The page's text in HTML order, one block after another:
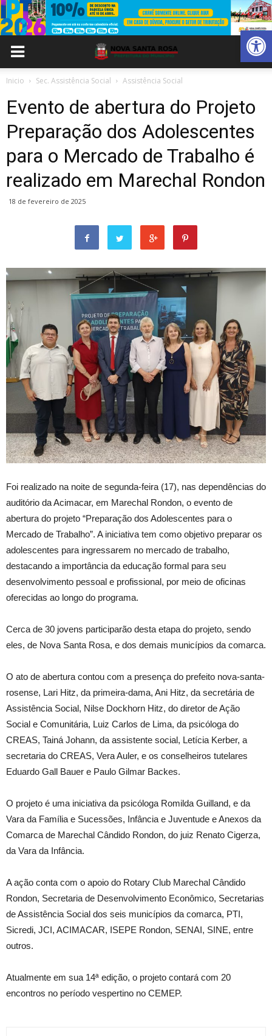
Abrir
Inicio Sec. Assistência Social Assistência Social
Evento de abertura do Projeto
Preparação dos Adolescentes
para o Mercado de Trabalho é
realizado em Marechal Rondon
18 de fevereiro de 2025
Foi realizado na noite de segunda-feira (17), nas dependências do
auditório da Acimacar, em Marechal Rondon, o evento de
abertura do projeto “Preparação dos Adolescentes para o
Mercado de Trabalho”. A iniciativa tem como objetivo preparar os
adolescentes para ingressarem no mercado de trabalho,
destacando a importância da educação formal para seu
desenvolvimento pessoal e profissional, por meio de oficinas
oferecidas ao longo do programa.
Cerca de 30 jovens participarão desta etapa do projeto, sendo
eles, de Nova Santa Rosa, e dos demais municípios da comarca.
O ato de abertura contou com a presença do prefeito nova-santa-
rosense, Lari Hitz, da primeira-dama, Ani Hitz, da secretária de
Assistência Social, Nilse Dockhorn Hitz, do diretor de Ação
Social e Comunitária, Luiz Carlos de Lima, da psicóloga do
CREAS, Tainá Johann, da assistente social, Letícia Kerber, a
secretaria do CREAS, Vera Auler, e os conselheiros tutelares
Eduardo Gall Bauer e Paulo Gilmar Backes.
O projeto é uma iniciativa da psicóloga Romilda Guilland, e da
Vara da Família e Sucessões, Infância e Juventude e Anexos da
Comarca de Marechal Cândido Rondon, do juiz Renato Cigerza,
da Vara da Infância.
A ação conta com o apoio do Rotary Club Marechal Cândido
Rondon, Secretaria de Desenvolvimento Econômico, Secretarias
de Assistência Social dos seis municípios da comarca, PTI,
Sicredi, JCI, ACIMACAR, ISEPE Rondon, SENAI, SINE, entre
outros.
Atualmente em sua 14ª edição, o projeto contará com 20
encontros no período vespertino no CEMEP.